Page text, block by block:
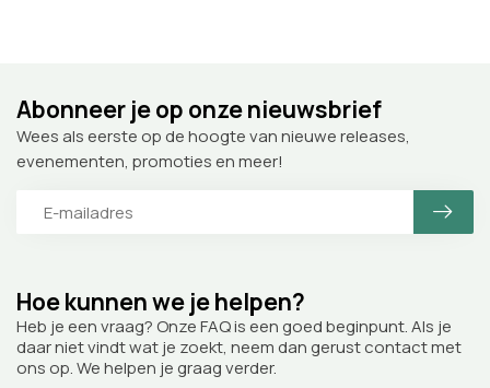
Hoe kunnen we je helpen?
Heb je een vraag? Onze FAQ is een goed beginpunt. Als je
daar niet vindt wat je zoekt, neem dan gerust contact met
ons op. We helpen je graag verder.
Abonneer je op onze nieuwsbrief
Wees als eerste op de hoogte van nieuwe releases,
evenementen, promoties en meer!